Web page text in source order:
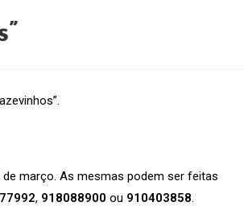
de março. As mesmas podem ser feitas
, 918088900 ou 910403858.